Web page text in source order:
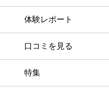
体験レポート
口コミを見る
特集